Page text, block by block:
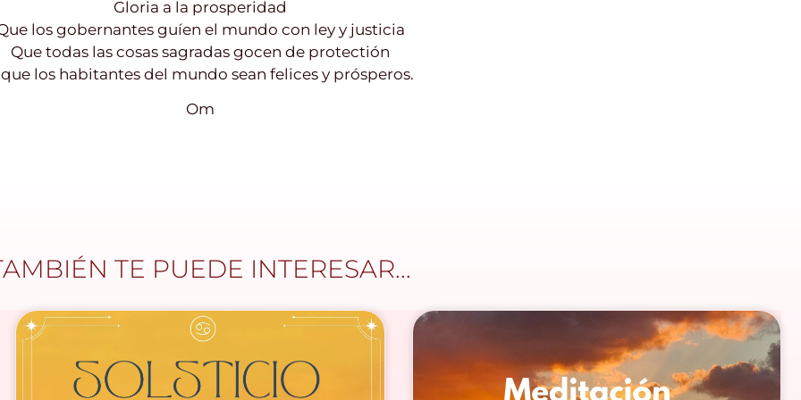
Gloria a la prosperidad
los gobernantes guíen el mundo con ley y justicia
Que todas las cosas sagradas gocen de protectión
los habitantes del mundo sean felices y prósperos.
Om
TE PUEDE INTERESAR...